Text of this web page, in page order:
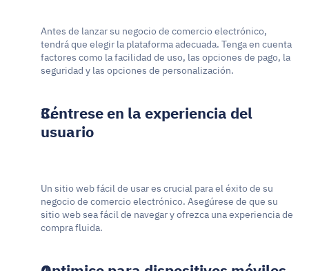
Antes de lanzar su negocio de comercio electrónico,
tendrá que elegir la plataforma adecuada. Tenga en cuenta
factores como la facilidad de uso, las opciones de pago, la
seguridad y las opciones de personalización.
Céntrese en la experiencia del
usuario
Un sitio web fácil de usar es crucial para el éxito de su
negocio de comercio electrónico. Asegúrese de que su
sitio web sea fácil de navegar y ofrezca una experiencia de
compra fluida.